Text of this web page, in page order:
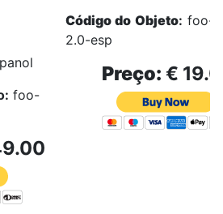
: foo-
Código do Objeto: foo-
2.0-esp
Preço: €